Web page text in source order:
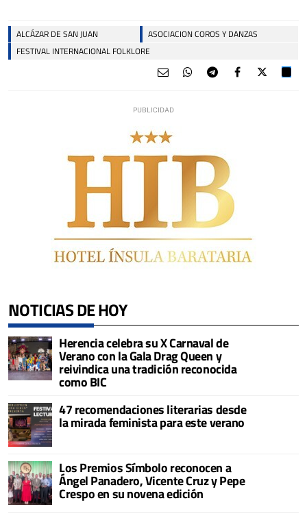
ALCÁZAR DE SAN JUAN
ASOCIACION COROS Y DANZAS
FESTIVAL INTERNACIONAL FOLKLORE
NOTICIAS DE HOY
Herencia celebra su X Carnaval de
Verano con la Gala Drag Queen y
reivindica una tradición reconocida
como BIC
47 recomendaciones literarias desde
la mirada feminista para este verano
Los Premios Símbolo reconocen a
Ángel Panadero, Vicente Cruz y Pepe
Crespo en su novena edición